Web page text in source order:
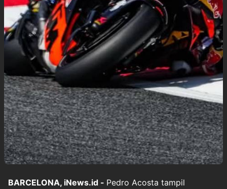
BARCELONA, iNews.id - Pedro Acosta tampil